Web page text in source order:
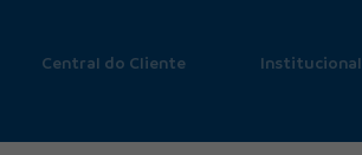
Central do Cliente Institucional